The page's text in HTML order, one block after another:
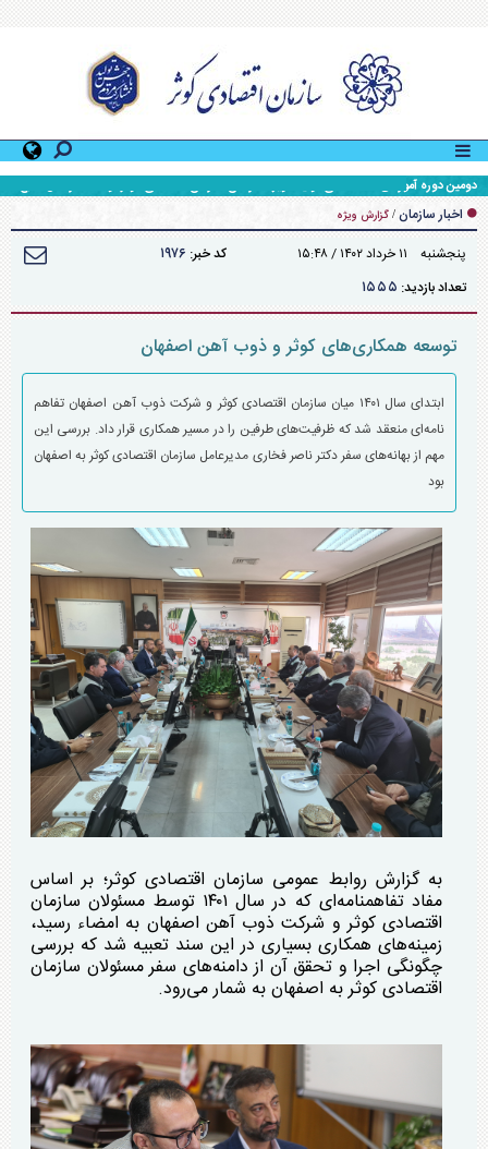
دومین دوره آموزشی «کمک‌های اولیه» ویژه کارکنان سازمان اقتصادی کوثر توسط اداره کل منابع
انسانی سازمان برگزار شد
اخبار سازمان / گزارش ویژه
پنجشنبه ۱۱ خرداد ۱۴۰۲ / ۱۵:۴۸ کد خبر: ۱۹۷۶
تعداد بازدید: ۱۵۵۵
توسعه همکاری‌های کوثر و ذوب آهن اصفهان
ابتدای سال ۱۴۰۱ میان سازمان اقتصادی کوثر و شرکت ذوب آهن اصفهان تفاهم
نامه‌ای منعقد شد که ظرفیت‌های طرفین را در مسیر همکاری قرار داد. بررسی این
مهم از بهانه‌های سفر دکتر ناصر فخاری مدیرعامل سازمان اقتصادی کوثر به اصفهان
بود
به گزارش روابط عمومی سازمان اقتصادی کوثر؛ بر اساس
مفاد تفاهمنامه‌ای که در سال ۱۴۰۱ توسط مسئولان سازمان
اقتصادی کوثر و شرکت ذوب آهن اصفهان به امضاء رسید،
زمینه‌های همکاری بسیاری در این سند تعبیه شد که بررسی
چگونگی اجرا و تحقق آن از دامنه‌های سفر مسئولان سازمان
اقتصادی کوثر به اصفهان به شمار می‌رود.